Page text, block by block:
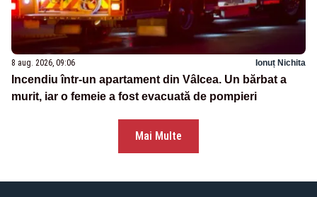
8 aug. 2026, 09:06 Ionuț Nichita
Incendiu într-un apartament din Vâlcea. Un bărbat a
murit, iar o femeie a fost evacuată de pompieri
Mai Multe